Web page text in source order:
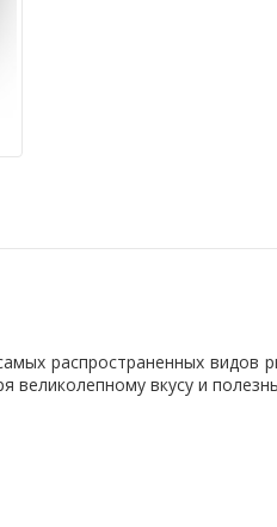
распространенных видов
великолепному вкусу и